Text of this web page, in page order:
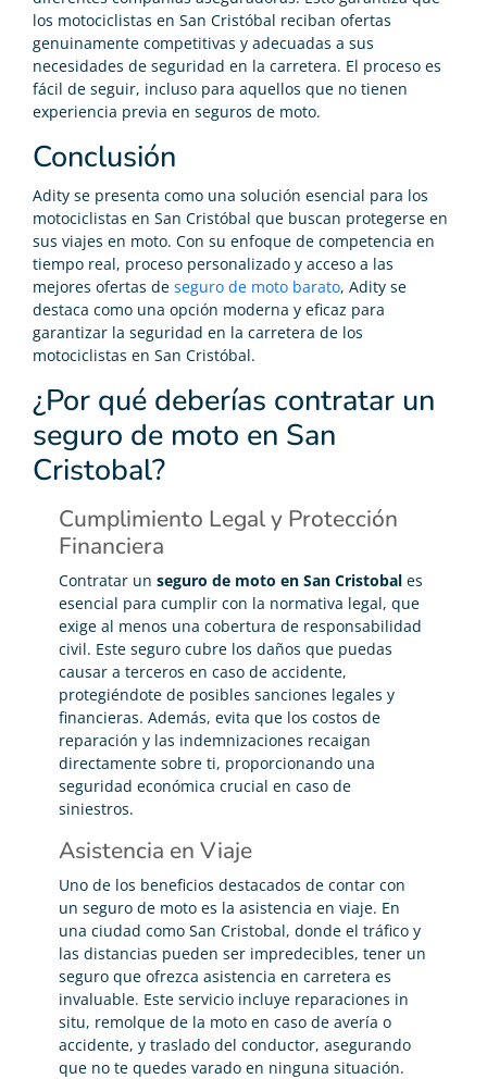
los motociclistas en San Cristóbal reciban ofertas
genuinamente competitivas y adecuadas a sus
necesidades de seguridad en la carretera. El proceso es
fácil de seguir, incluso para aquellos que no tienen
experiencia previa en seguros de moto.
Conclusión
Adity se presenta como una solución esencial para los
motociclistas en San Cristóbal que buscan protegerse en
sus viajes en moto. Con su enfoque de competencia en
tiempo real, proceso personalizado y acceso a las
mejores ofertas de seguro de moto barato, Adity se
destaca como una opción moderna y eficaz para
garantizar la seguridad en la carretera de los
motociclistas en San Cristóbal.
¿Por qué deberías contratar un
seguro de moto en San
Cristobal?
Cumplimiento Legal y Protección
Financiera
Contratar un seguro de moto en San Cristobal es
esencial para cumplir con la normativa legal, que
exige al menos una cobertura de responsabilidad
civil. Este seguro cubre los daños que puedas
causar a terceros en caso de accidente,
protegiéndote de posibles sanciones legales y
financieras. Además, evita que los costos de
reparación y las indemnizaciones recaigan
directamente sobre ti, proporcionando una
seguridad económica crucial en caso de
siniestros.
Asistencia en Viaje
Uno de los beneficios destacados de contar con
un seguro de moto es la asistencia en viaje. En
una ciudad como San Cristobal, donde el tráfico y
las distancias pueden ser impredecibles, tener un
seguro que ofrezca asistencia en carretera es
invaluable. Este servicio incluye reparaciones in
situ, remolque de la moto en caso de avería o
accidente, y traslado del conductor, asegurando
que no te quedes varado en ninguna situación.